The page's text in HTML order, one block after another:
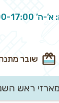
09:00-17:00
שובר
מארזי ראש